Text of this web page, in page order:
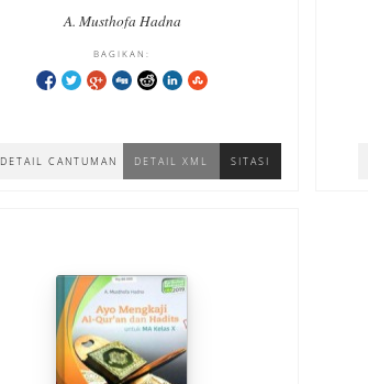
A. Musthofa Hadna
DETAIL CANTUMAN DETAIL XML SITASI
BAGIKAN: